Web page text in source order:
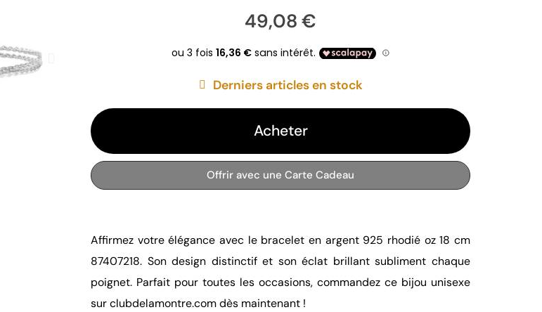
49,08 €
Derniers articles en stock
Acheter
Offrir avec une Carte Cadeau
Affirmez votre élégance avec le bracelet en argent 925 rhodié oz 18 cm
87407218. Son design distinctif et son éclat brillant subliment chaque
poignet. Parfait pour toutes les occasions, commandez ce bijou unisexe
sur clubdelamontre.com dès maintenant !